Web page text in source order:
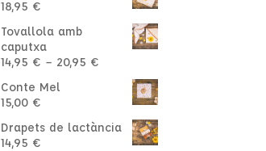
18,95 €
Tovallola amb
caputxa
14,95 € – 20,95 €
preus:
14,95 €
a
20,95 €
Conte Mel
15,00 €
Drapets de lactància
14,95 €